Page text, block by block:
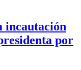
incautación
por